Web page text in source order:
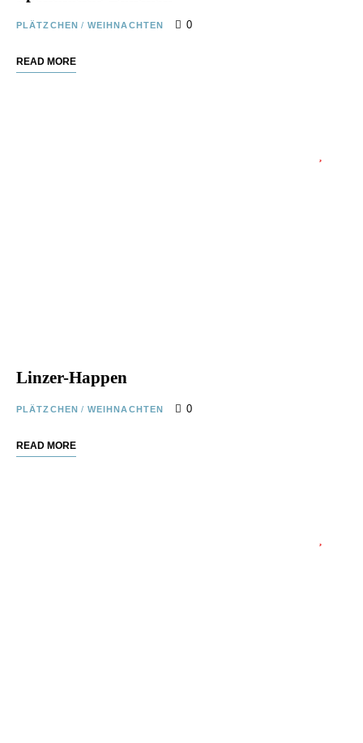
PLÄTZCHEN / WEIHNACHTEN 0
READ MORE
Linzer-Happen
PLÄTZCHEN / WEIHNACHTEN 0
READ MORE